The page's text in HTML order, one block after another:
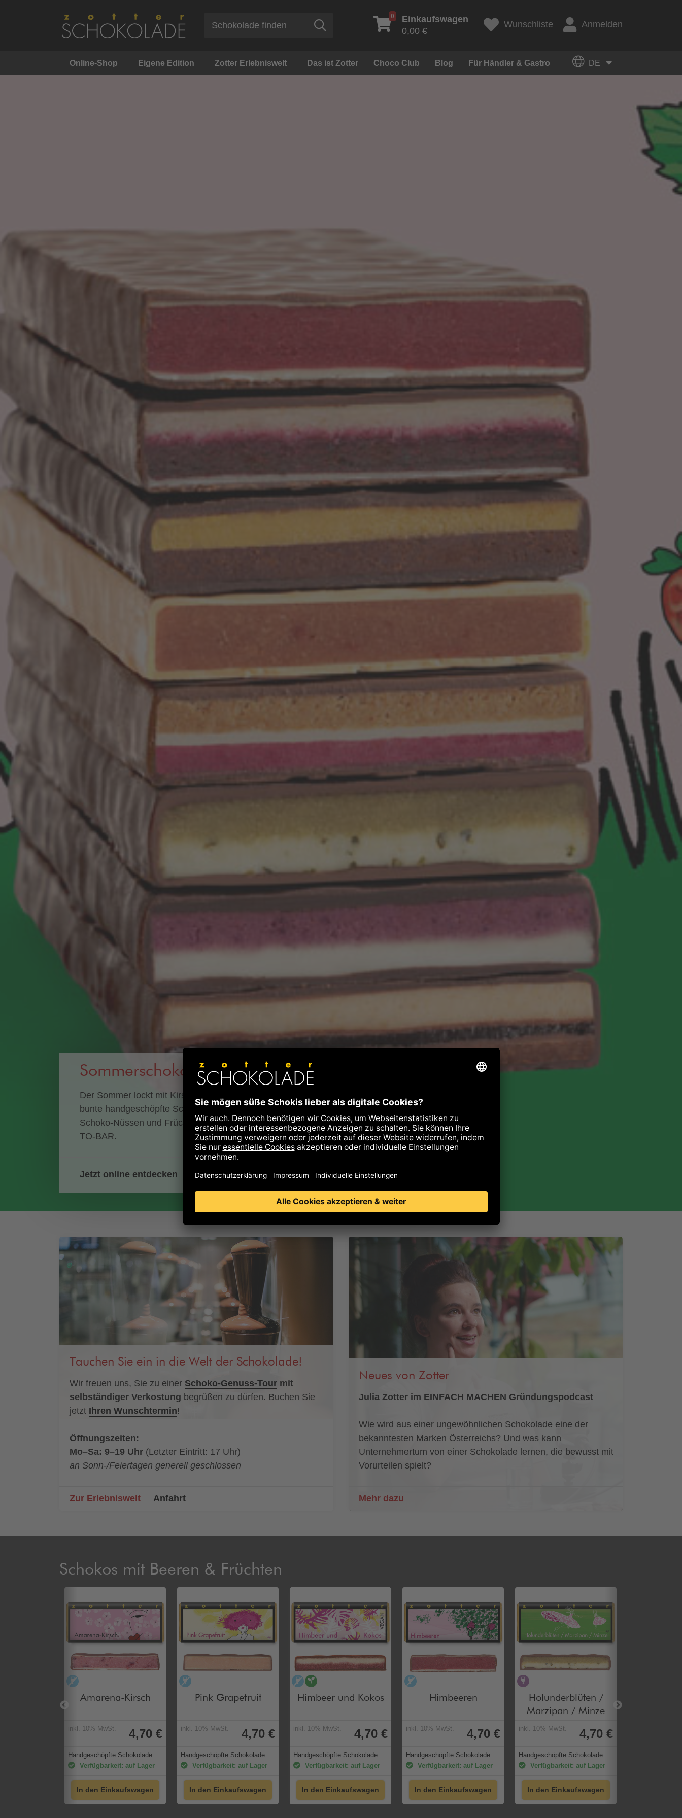
0
Einkaufswagen
0,00 €
Wunschliste Anmelden
Online-Shop Eigene Edition Zotter Erlebniswelt Das ist Zotter Choco Club Blog Für Händler & Gastro DE
Sommerschokoladen
Der Sommer lockt mit Kirschen, Himbeeren und Holunderblüten. Fruchtig-
bunte handgeschöpfte Schokoladen, Labookos und »Genüsse« mit bunten
Schoko-Nüssen und Früchten warten auf Sie. Natürlich BIO + FAIR* + BEAN-
TO-BAR.
Jetzt online entdecken
Tauchen Sie ein in die Welt der Schokolade!
Wir freuen uns, Sie zu einer Schoko-Genuss-Tour mit
selbständiger Verkostung begrüßen zu dürfen. Buchen Sie
jetzt Ihren Wunschtermin!
Öffnungszeiten:
Mo–Sa: 9–19 Uhr (Letzter Eintritt: 17 Uhr)
an Sonn-/Feiertagen generell geschlossen
Zur Erlebniswelt Anfahrt
Neues von Zotter
Julia Zotter im EINFACH MACHEN Gründungspodcast
Wie wird aus einer ungewöhnlichen Schokolade eine der
bekanntesten Marken Österreichs? Und was kann
Unternehmertum von einer Schokolade lernen, die bewusst mit
Vorurteilen spielt?
Mehr dazu
Schokos mit Beeren & Früchten
Amarena-Kirsch
inkl. 10% MwSt. 4,70 €
Handgeschöpfte Schokolade
Verfügbarkeit: auf Lager
In den Einkaufswagen
Pink Grapefruit
inkl. 10% MwSt. 4,70 €
Handgeschöpfte Schokolade
Verfügbarkeit: auf Lager
In den Einkaufswagen
alkoholfrei
Himbeer und Kokos
inkl. 10% MwSt. 4,70 €
Handgeschöpfte Schokolade
Verfügbarkeit: auf Lager
In den Einkaufswagen
Himbeeren
inkl. 10% MwSt. 4,70 €
Handgeschöpfte Schokolade
Verfügbarkeit: auf Lager
In den Einkaufswagen
Holunderblüten /
Marzipan / Minze
inkl. 10% MwSt. 4,70 €
Handgeschöpfte Schokolade
Verfügbarkeit: auf Lager
In den Einkaufswagen